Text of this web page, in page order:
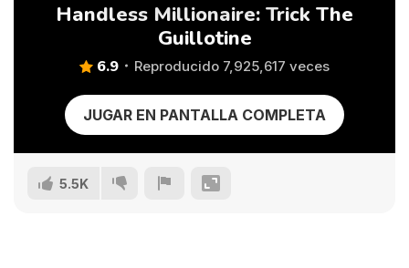
Handless Millionaire: Trick The
Guillotine
6.9 Reproducido 7,925,617 veces
JUGAR EN PANTALLA COMPLETA
5.5K